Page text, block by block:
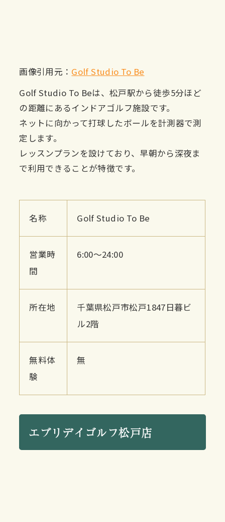
画像引用元： Golf Studio To Be
Golf Studio To Beは、松戸駅から徒歩5分ほど
の距離にあるインドアゴルフ施設です。
ネットに向かって打球したボールを計測器で測
定します。
レッスンプランを設けており、早朝から深夜ま
で利用できることが特徴です。
名称 Golf Studio To Be
営業時
間
6:00〜24:00
所在地
千葉県松戸市松戸1847日暮ビ
ル2階
無料体
験
無
エブリデイゴルフ松戸店